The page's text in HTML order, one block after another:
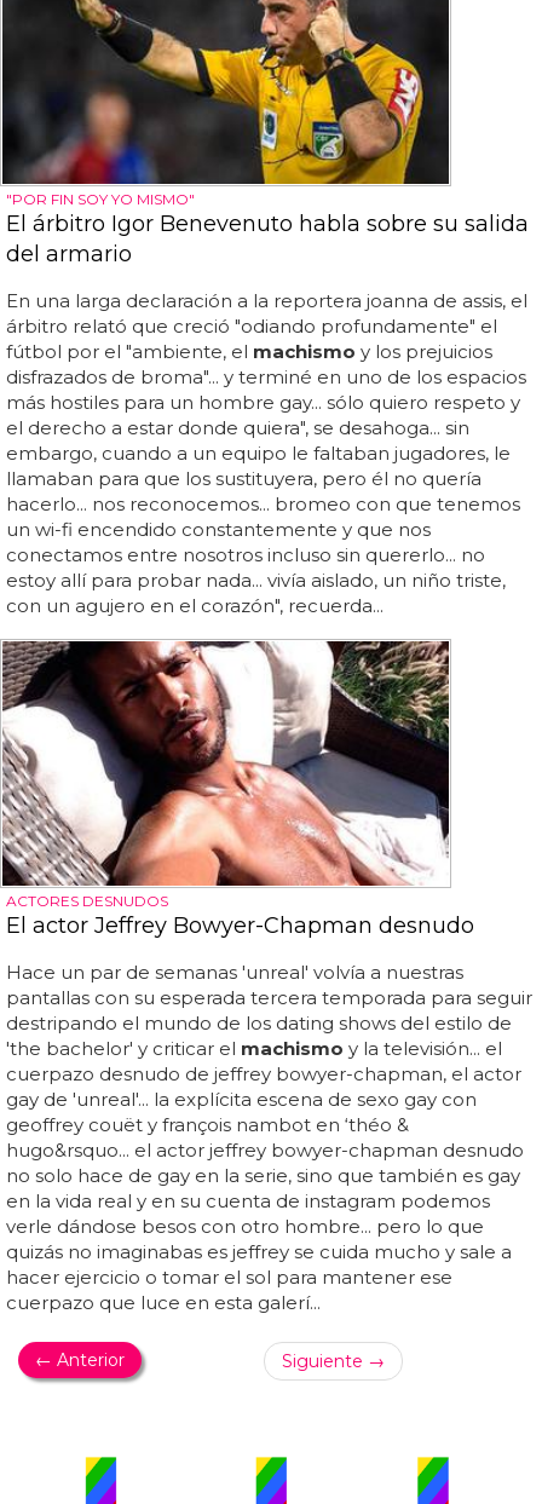
"POR FIN SOY YO MISMO"
El árbitro Igor Benevenuto habla sobre su salida
del armario
En una larga declaración a la reportera joanna de assis, el
árbitro relató que creció "odiando profundamente" el
fútbol por el "ambiente, el machismo y los prejuicios
disfrazados de broma"... y terminé en uno de los espacios
más hostiles para un hombre gay... sólo quiero respeto y
el derecho a estar donde quiera", se desahoga... sin
embargo, cuando a un equipo le faltaban jugadores, le
llamaban para que los sustituyera, pero él no quería
hacerlo... nos reconocemos... bromeo con que tenemos
un wi-fi encendido constantemente y que nos
conectamos entre nosotros incluso sin quererlo... no
estoy allí para probar nada... vivía aislado, un niño triste,
con un agujero en el corazón", recuerda...
ACTORES DESNUDOS
El actor Jeffrey Bowyer-Chapman desnudo
Hace un par de semanas 'unreal' volvía a nuestras
pantallas con su esperada tercera temporada para seguir
destripando el mundo de los dating shows del estilo de
'the bachelor' y criticar el machismo y la televisión... el
cuerpazo desnudo de jeffrey bowyer-chapman, el actor
gay de 'unreal'... la explícita escena de sexo gay con
geoffrey couët y françois nambot en ‘théo &
hugo&rsquo... el actor jeffrey bowyer-chapman desnudo
no solo hace de gay en la serie, sino que también es gay
en la vida real y en su cuenta de instagram podemos
verle dándose besos con otro hombre... pero lo que
quizás no imaginabas es jeffrey se cuida mucho y sale a
hacer ejercicio o tomar el sol para mantener ese
cuerpazo que luce en esta galerí...
← Anterior Siguiente →